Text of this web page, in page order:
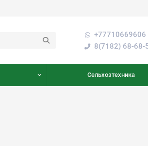
+77710669606
8(7182) 68-68-
Сельхозтехника